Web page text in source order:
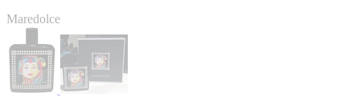
Maredolce